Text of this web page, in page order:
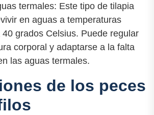
termales: Este tipo de tilapia
en aguas a temperaturas
grados Celsius. Puede regular
corporal y adaptarse a la falta
las aguas termales.
de los peces